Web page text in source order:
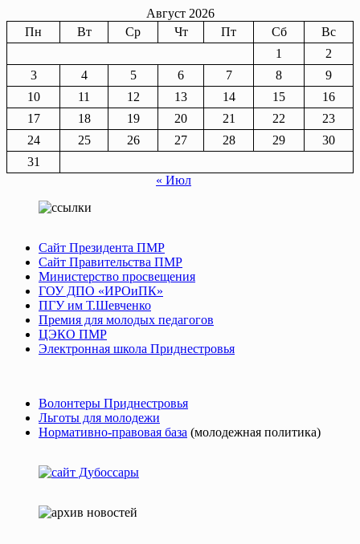
Август 2026
Пн
Вт Ср Чт Пт Сб
Вс
1
2
3
4 5 6 7 8
9
10
11 12 13 14 15
16
17
18 19 20 21 22
23
24
25 26 27 28 29
30
31
« Июл
Сайт Президента ПМР
Сайт Правительства ПМР
Министерство просвещения
ГОУ ДПО «ИРОиПК»
ПГУ им Т.Шевченко
Премия для молодых педагогов
ЦЭКО ПМР
Электронная школа Приднестровья
Волонтеры Приднестровья
Льготы для молодежи
Нормативно-правовая база (молодежная политика)